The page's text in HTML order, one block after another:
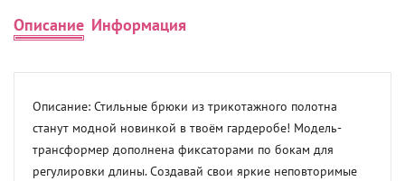
Описание Информация
Описание: Стильные брюки из трикотажного полотна
станут модной новинкой в твоём гардеробе! Модель-
трансформер дополнена фиксаторами по бокам для
регулировки длины. Создавай свои яркие неповторимые